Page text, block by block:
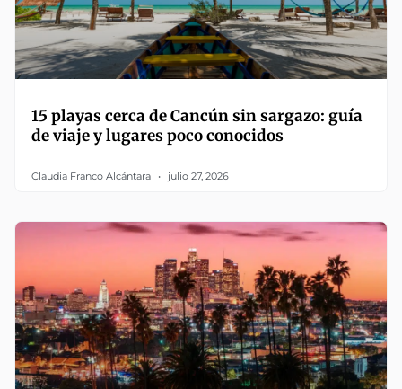
15 playas cerca de Cancún sin sargazo: guía
de viaje y lugares poco conocidos
Claudia Franco Alcántara julio 27, 2026